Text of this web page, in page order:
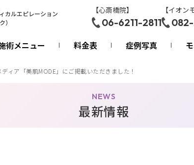
カルエピレーション
）
【心斎橋院】
06-6211-2811
【イオン
術メニュー 料金表 症例写真
ィア「美肌MODE」にご掲載いただきました！
NEWS
最新情報